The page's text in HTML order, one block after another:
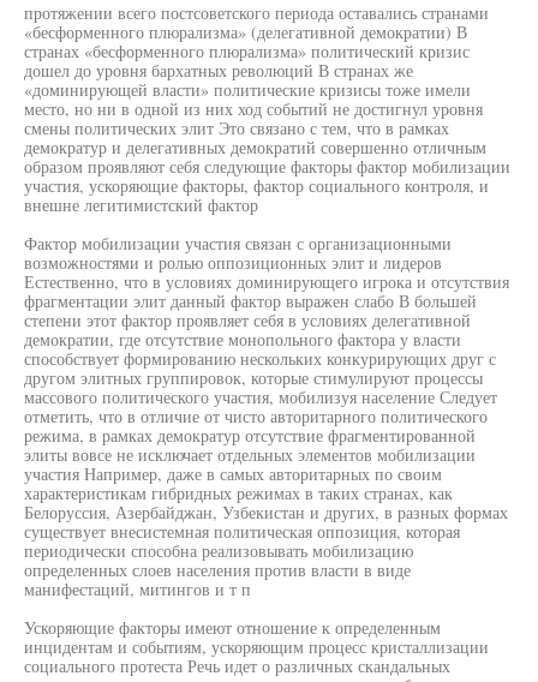
протяжении всего постсоветского периода оставались странами
«бесформенного плюрализма» (делегативной демократии) В
странах «бесформенного плюрализма» политический кризис
дошел до уровня бархатных революций В странах же
«доминирующей власти» политические кризисы тоже имели
место, но ни в одной из них ход событий не достигнул уровня
смены политических элит Это связано с тем, что в рамках
демократур и делегативных демократий совершенно отличным
образом проявляют себя следующие факторы фактор мобилизации
участия, ускоряющие факторы, фактор социального контроля, и
внешне легитимистский фактор
Фактор мобилизации участия связан с организационными
возможностями и ролью оппозиционных элит и лидеров
Естественно, что в условиях доминирующего игрока и отсутствия
фрагментации элит данный фактор выражен слабо В большей
степени этот фактор проявляет себя в условиях делегативной
демократии, где отсутствие монопольного фактора у власти
способствует формированию нескольких конкурирующих друг с
другом элитных группировок, которые стимулируют процессы
массового политического участия, мобилизуя население Следует
отметить, что в отличие от чисто авторитарного политического
режима, в рамках демократур отсутствие фрагментированной
элиты вовсе не исключает отдельных элементов мобилизации
участия Например, даже в самых авторитарных по своим
характеристикам гибридных режимах в таких странах, как
Белоруссия, Азербайджан, Узбекистан и других, в разных формах
существует внесистемная политическая оппозиция, которая
периодически способна реализовывать мобилизацию
определенных слоев населения против власти в виде
манифестаций, митингов и т п
Ускоряющие факторы имеют отношение к определенным
инцидентам и событиям, ускоряющим процесс кристаллизации
социального протеста Речь идет о различных скандальных